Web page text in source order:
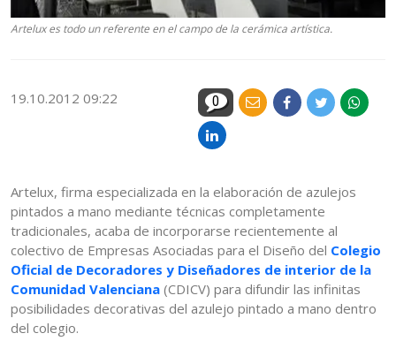
Artelux es todo un referente en el campo de la cerámica artística.
19.10.2012 09:22 0
Artelux, firma especializada en la elaboración de azulejos
pintados a mano mediante técnicas completamente
tradicionales, acaba de incorporarse recientemente al
colectivo de Empresas Asociadas para el Diseño del Colegio
Oficial de Decoradores y Diseñadores de interior de la
Comunidad Valenciana (CDICV) para difundir las infinitas
posibilidades decorativas del azulejo pintado a mano dentro
del colegio.